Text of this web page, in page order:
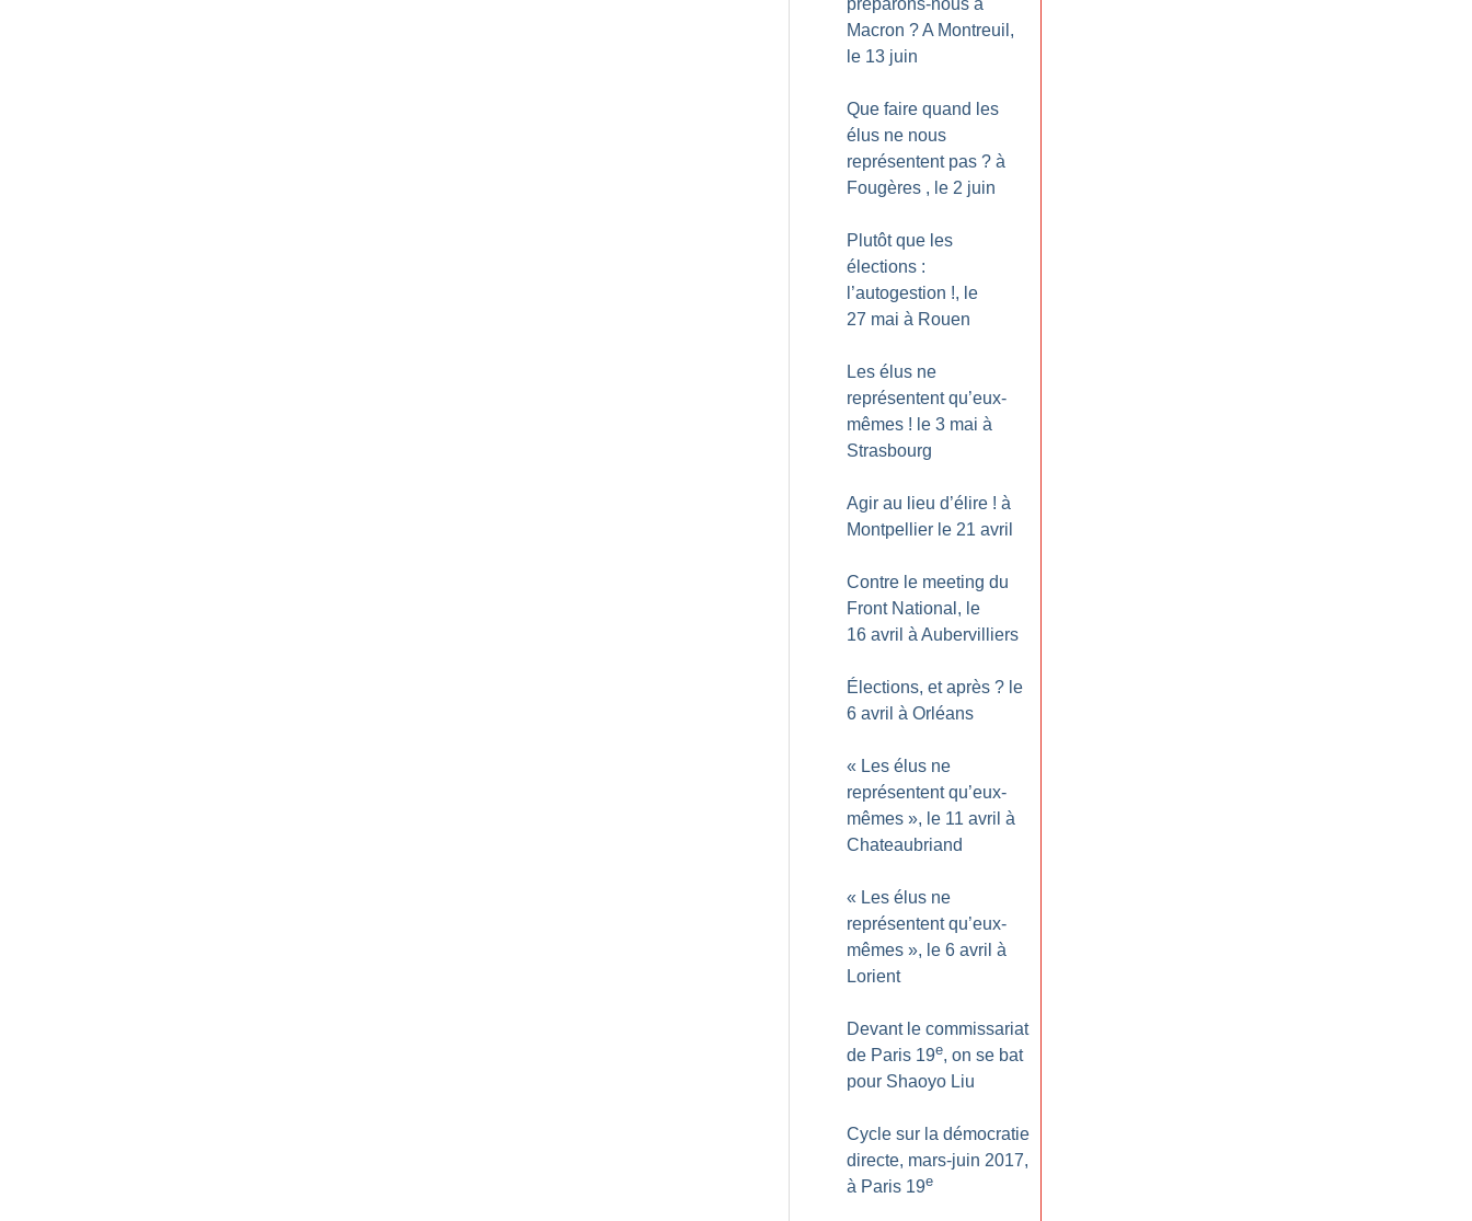
préparons-nous à
Macron ? A Montreuil,
le 13 juin
Que faire quand les
élus ne nous
représentent pas ? à
Fougères , le 2 juin
Plutôt que les
élections :
l’autogestion !, le
27 mai à Rouen
Les élus ne
représentent qu’eux-
mêmes ! le 3 mai à
Strasbourg
Agir au lieu d’élire ! à
Montpellier le 21 avril
Contre le meeting du
Front National, le
16 avril à Aubervilliers
Élections, et après ? le
6 avril à Orléans
« Les élus ne
représentent qu’eux-
mêmes », le 11 avril à
Chateaubriand
« Les élus ne
représentent qu’eux-
mêmes », le 6 avril à
Lorient
Devant le commissariat
de Paris 19e, on se bat
pour Shaoyo Liu
Cycle sur la démocratie
directe, mars-juin 2017,
à Paris 19e